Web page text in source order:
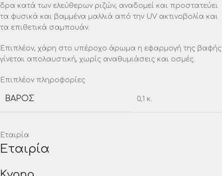
δρα κατά των ελεύθερων ριζών, αναδομεί και προστατεύει
τα φυσικά και βαμμένα μαλλιά από την UV ακτινοβολία και
τα επιθετικά σαμπουάν.
Επιπλέον, χάρη στο υπέροχο άρωμα η εφαρμογή της βαφής
γίνεται απολαυστική, χωρίς αναθυμιάσεις και οσμές.
Επιπλέον πληροφορίες
ΒΆΡΟΣ 0,1 κ.
Εταιρία
Εταιρία